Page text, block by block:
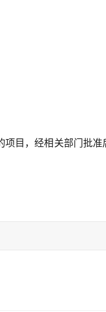
项目，经相关部门批准